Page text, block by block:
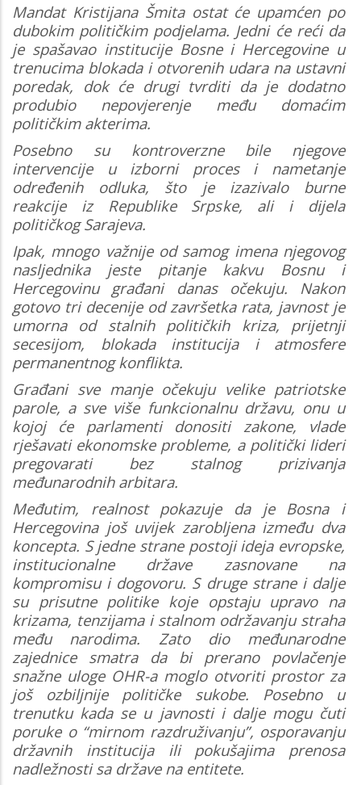
Mandat Kristijana Šmita ostat će upamćen po
dubokim političkim podjelama. Jedni će reći da
je spašavao institucije Bosne i Hercegovine u
trenucima blokada i otvorenih udara na ustavni
poredak, dok će drugi tvrditi da je dodatno
produbio nepovjerenje među domaćim
političkim akterima.
Posebno su kontroverzne bile njegove
intervencije u izborni proces i nametanje
određenih odluka, što je izazivalo burne
reakcije iz Republike Srpske, ali i dijela
političkog Sarajeva.
Ipak, mnogo važnije od samog imena njegovog
nasljednika jeste pitanje kakvu Bosnu i
Hercegovinu građani danas očekuju. Nakon
gotovo tri decenije od završetka rata, javnost je
umorna od stalnih političkih kriza, prijetnji
secesijom, blokada institucija i atmosfere
permanentnog konflikta.
Građani sve manje očekuju velike patriotske
parole, a sve više funkcionalnu državu, onu u
kojoj će parlamenti donositi zakone, vlade
rješavati ekonomske probleme, a politički lideri
pregovarati bez stalnog prizivanja
međunarodnih arbitara.
Međutim, realnost pokazuje da je Bosna i
Hercegovina još uvijek zarobljena između dva
koncepta. S jedne strane postoji ideja evropske,
institucionalne države zasnovane na
kompromisu i dogovoru. S druge strane i dalje
su prisutne politike koje opstaju upravo na
krizama, tenzijama i stalnom održavanju straha
među narodima. Zato dio međunarodne
zajednice smatra da bi prerano povlačenje
snažne uloge OHR-a moglo otvoriti prostor za
još ozbiljnije političke sukobe. Posebno u
trenutku kada se u javnosti i dalje mogu čuti
poruke o “mirnom razdruživanju”, osporavanju
državnih institucija ili pokušajima prenosa
nadležnosti sa države na entitete.